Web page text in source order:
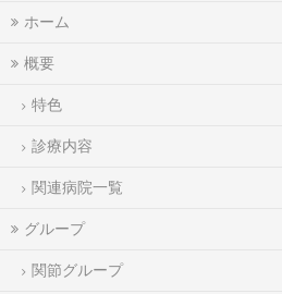
ホーム
概要
特色
診療内容
関連病院一覧
グループ
関節グループ